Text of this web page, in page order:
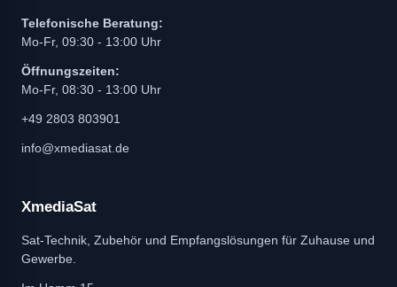
Telefonische Beratung:
Mo-Fr, 09:30 - 13:00 Uhr
Öffnungszeiten:
Mo-Fr, 08:30 - 13:00 Uhr
+49 2803 803901
info@xmediasat.de
XmediaSat
Sat-Technik, Zubehör und Empfangslösungen für Zuhause und
Gewerbe.